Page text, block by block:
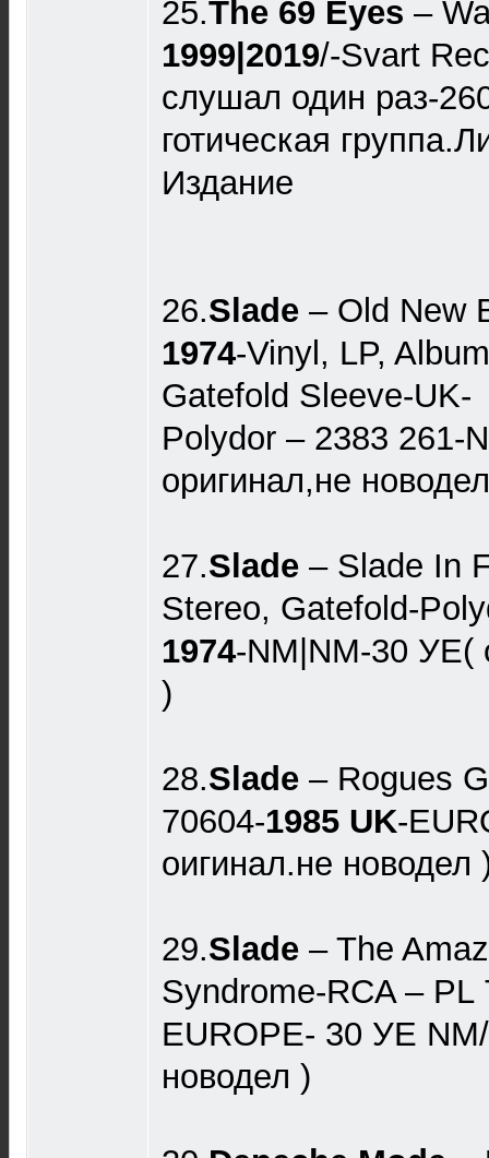
25.The 69 Eyes ‎–
1999|2019/-Svart
cлушал один раз-
готическая
Издание
26.Slade ‎ – Old New
1974-Vinyl, LP,
Gatefold Sleeve-UK-
Polydor ‎– 2383 261-
оригинал,не
27.Slade – Slade In
Stereo, Gatefold-
1974-NM|NM-30 УЕ(
)
28.Slade – Rogues
70604-1985 UK-
оигинал.не новодел
29.Slade – The
Syndrome-RCA – PL
EUROPE- 30 УЕ
новодел )